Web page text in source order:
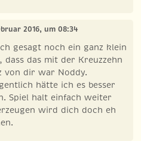
2016, um 08:34
gesagt noch ein ganz klein
das mit der Kreuzzehn
von dir war Noddy.
hätte ich es besser
Spiel halt einfach weiter
wird dich doch eh